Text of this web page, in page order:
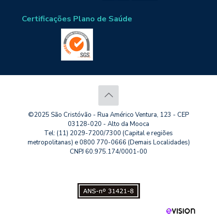
Certificações Plano de Saúde
©2025 São Cristóvão - Rua Américo Ventura, 123 - CEP
03128-020 - Alto da Mooca
Tel: (11) 2029-7200/7300 (Capital e regiões
metropolitanas) e 0800 770-0666 (Demais Localidades)
CNPJ 60.975.174/0001-00